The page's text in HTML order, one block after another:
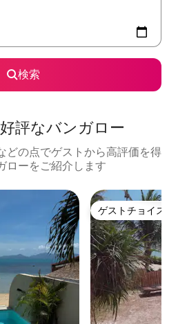
検索
評なバンガロー
どの点でゲストから高評価を得
ローをご紹介します
ゲストチョイス
ゲストチョイス